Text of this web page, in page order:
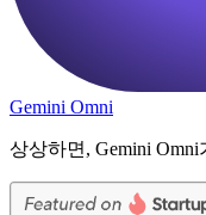
Gemini Omni
상상하면, Gemini